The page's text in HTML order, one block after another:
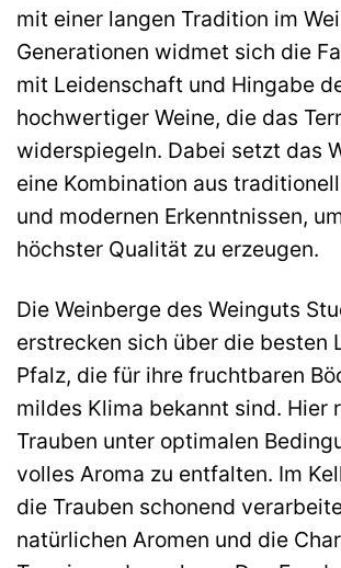
mit einer langen Tradition im
Generationen widmet sich die
mit Leidenschaft und Hingabe
hochwertiger Weine, die das
widerspiegeln. Dabei setzt das
eine Kombination aus
und modernen Erkenntnissen,
höchster Qualität zu erzeugen.
Die Weinberge des Weinguts
erstrecken sich über die besten
Pfalz, die für ihre fruchtbaren
mildes Klima bekannt sind. Hier
Trauben unter optimalen
volles Aroma zu entfalten. Im
die Trauben schonend
natürlichen Aromen und die